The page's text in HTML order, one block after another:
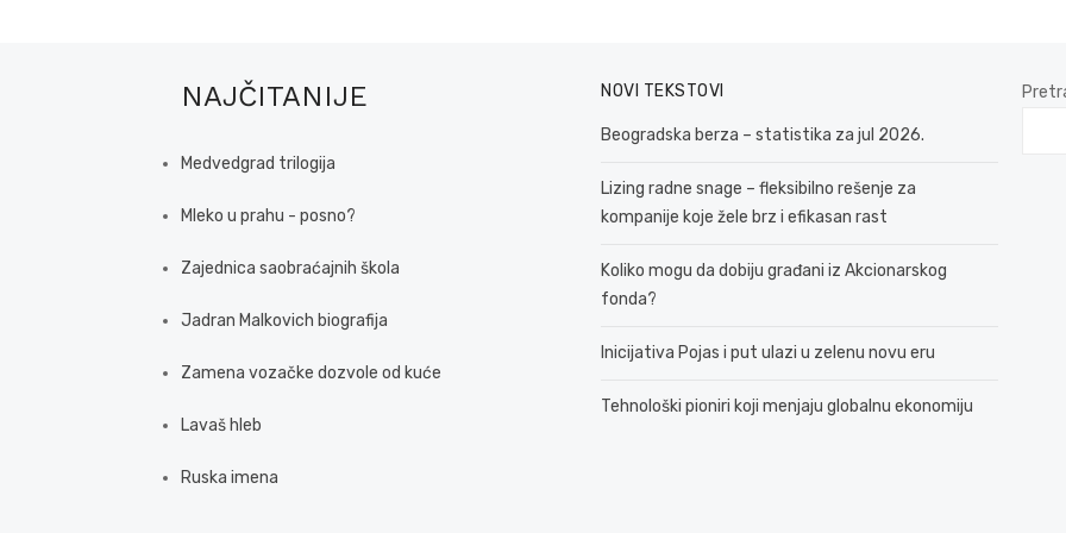
NAJČITANIJE
Medvedgrad trilogija
Mleko u prahu - posno?
Zajednica saobraćajnih škola
Jadran Malkovich biografija
Zamena vozačke dozvole od kuće
Lavaš hleb
Ruska imena
NOVI TEKSTOVI
Beogradska berza – statistika za jul 2026.
Lizing radne snage – fleksibilno rešenje za
kompanije koje žele brz i efikasan rast
Koliko mogu da dobiju građani iz Akcionarskog
fonda?
Inicijativa Pojas i put ulazi u zelenu novu eru
Tehnološki pioniri koji menjaju globalnu ekonomiju